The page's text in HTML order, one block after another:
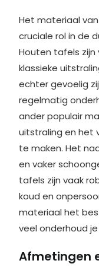
Het materiaal
cruciale rol in de
Houten tafels zijn
klassieke
echter gevoelig
regelmatig
ander populair
uitstraling en het
te maken. Het
en vaker
tafels zijn vaak
koud en
materiaal het
veel onderhoud
Afmetingen